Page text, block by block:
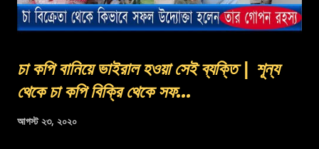
চা কপি বানিয়ে ভাইরাল হওয়া সেই ব্যক্তি | শূন্য
থেকে চা কপি বিক্রি থেকে সফ...
আগস্ট ২৩, ২০২০